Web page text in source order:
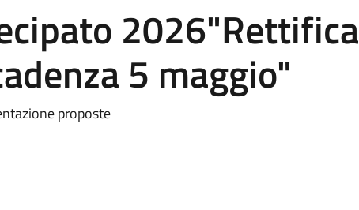
2026"Rettifica
5 maggio"
proposte